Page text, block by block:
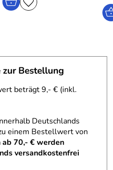
Bestellung
beträgt 9,- € (inkl.
Deutschlands
einem Bestellwert von
70,- € werden
versandkostenfrei